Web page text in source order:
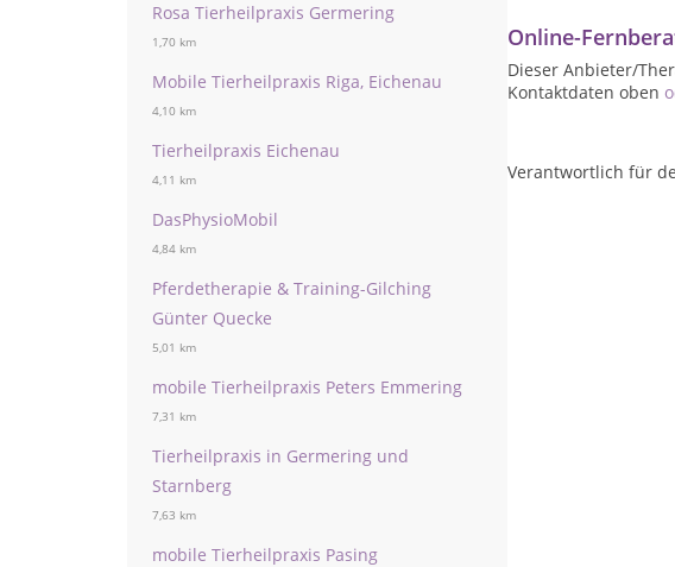
Rosa Tierheilpraxis Germering
1,70 km
Mobile Tierheilpraxis Riga, Eichenau
4,10 km
Tierheilpraxis Eichenau
4,11 km
DasPhysioMobil
4,84 km
Pferdetherapie & Training-Gilching
Günter Quecke
5,01 km
mobile Tierheilpraxis Peters Emmering
7,31 km
Tierheilpraxis in Germering und
Starnberg
7,63 km
mobile Tierheilpraxis Pasing
Online-
Dieser Anbieter/
Kontaktdaten oben
Verantwortlich für